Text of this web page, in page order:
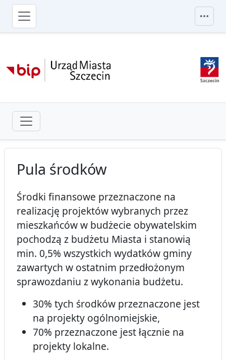
przejdź do głównego menu
Pula środków
Środki finansowe przeznaczone na
realizację projektów wybranych przez
mieszkańców w budżecie obywatelskim
pochodzą z budżetu Miasta i stanowią
min. 0,5% wszystkich wydatków gminy
zawartych w ostatnim przedłożonym
sprawozdaniu z wykonania budżetu.
30% tych środków przeznaczone jest
na projekty ogólnomiejskie,
70% przeznaczone jest łącznie na
projekty lokalne.